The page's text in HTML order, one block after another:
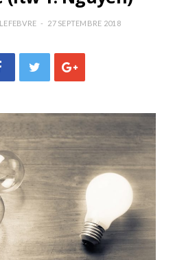
27 SEPTEMBRE 2018